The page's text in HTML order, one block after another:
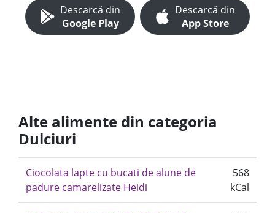
Descarcă din
Google Play
Descarcă din
App Store
Alte alimente din categoria
Dulciuri
Ciocolata lapte cu bucati de alune de
padure camarelizate Heidi
568
kCal